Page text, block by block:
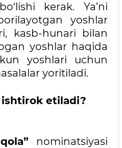
kerak. Ya’ni
yoshlar
kasb-hunari bilan
yoshlar haqida
yoshlari uchun
yoritiladi.
ishtirok etiladi?
” nominatsiyasi